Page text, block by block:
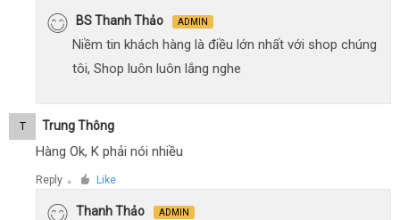
BS Thanh Thảo ADMIN
Niềm tin khách hàng là điều lớn nhất với shop chúng
tôi, Shop luôn luôn lắng nghe
T Trung Thông
Hàng Ok, K phải nói nhiều
Reply ● Like
Thanh Thảo ADMIN